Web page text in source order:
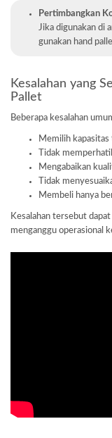
Pertimbangkan
Jika digunakan di
gunakan hand
Kesalahan yang
Pallet
Beberapa kesalahan
Memilih kapasitas
Tidak
Mengabaikan
Tidak
Membeli hanya
Kesalahan tersebut
menganggu operasional